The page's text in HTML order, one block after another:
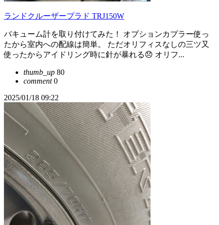
ランドクルーザープラド TRJ150W
バキューム計を取り付けてみた！ オプションカプラー使っ
たから室内への配線は簡単。 ただオリフィスなしの三ツ又
使ったからアイドリング時に針が暴れる😞 オリフ...
thumb_up 80
comment0
2025/01/18 09:22